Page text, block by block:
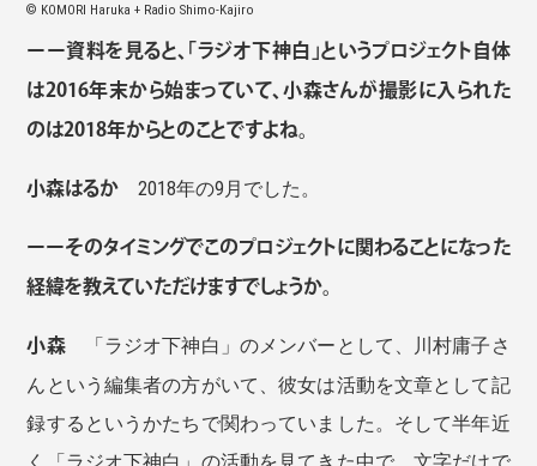
© KOMORI Haruka + Radio Shimo-Kajiro
ーー資料を見ると、「ラジオ下神白」というプロジェクト自体
は2016年末から始まっていて、小森さんが撮影に入られた
のは2018年からとのことですよね。
小森はるか 2018年の9月でした。
ーーそのタイミングでこのプロジェクトに関わることになった
経緯を教えていただけますでしょうか。
小森「ラジオ下神白」のメンバーとして、川村庸子さ
んという編集者の方がいて、彼女は活動を文章として記
録するというかたちで関わっていました。そして半年近